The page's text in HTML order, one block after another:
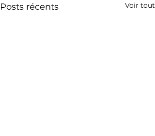
Posts récents Voir tout